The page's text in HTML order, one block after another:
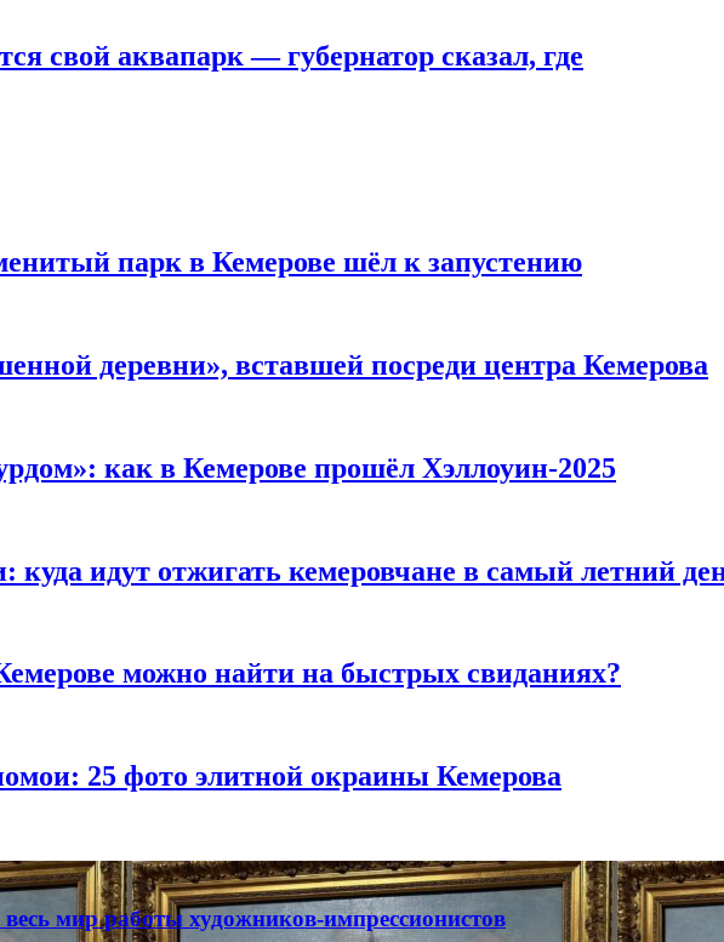
свой аквапарк — губернатор сказал, где
парк в Кемерове шёл к запустению
деревни», вставшей посреди центра Кемерова
как в Кемерове прошёл Хэллоуин-2025
идут отжигать кемеровчане в самый летний
можно найти на быстрых свиданиях?
25 фото элитной окраины Кемерова
мир работы художников-импрессионистов